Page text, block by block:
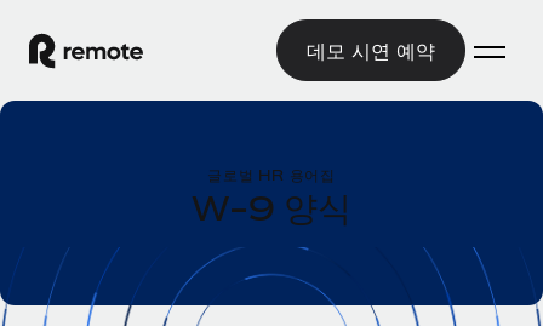
데모 시연 예약
글로벌 고용
글로벌 급여
규정을 준수하며 급여 지급을 손쉽게 처리
글로벌 서비스 제공
리소스
글로벌 HR 용어집
W-9 양식